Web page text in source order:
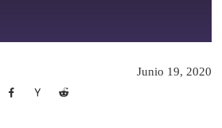
Junio 19, 2020